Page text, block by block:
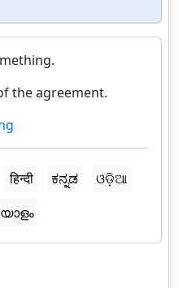
the agreement.
हिन्दी ಕನ್ನಡ
ଓଡ଼ିଆ